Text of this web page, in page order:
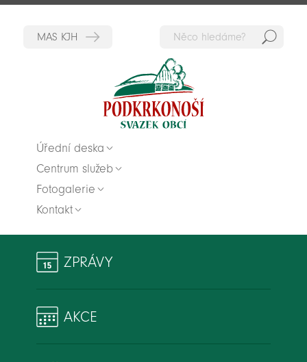
Úřední deska
Centrum služeb
Fotogalerie
Kontakt
ZPRÁVY
AKCE